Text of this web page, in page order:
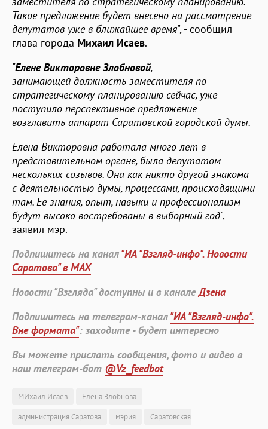
Такое предложение будет внесено на рассмотрение
депутатов уже в ближайшее время", - сообщил
глава города Михаил Исаев.
"Елене Викторовне Злобновой,
занимающей должность заместителя по
стратегическому планированию сейчас, уже
поступило перспективное предложение –
возглавить аппарат Саратовской городской думы.
Елена Викторовна работала много лет в
представительном органе, была депутатом
нескольких созывов. Она как никто другой знакома
с деятельностью думы, процессами, происходящими
там. Ее знания, опыт, навыки и профессионализм
будут высоко востребованы в выборный год", -
заявил мэр.
Подпишитесь на канал"ИА "Взгляд-инфо". Новости
Саратова" в MAX
Новости "Взгляда" доступны и в каналеДзена
Подпишитесь на телеграм-канал"ИА "Взгляд-инфо".
Вне формата": заходите - будет интересно
Вы можете прислать сообщения, фото и видео в
наш телеграм-бот @Vz_feedbot
МИхаил Исаев
Елена Злобнова
администрация Саратова
мэрия
Саратовская